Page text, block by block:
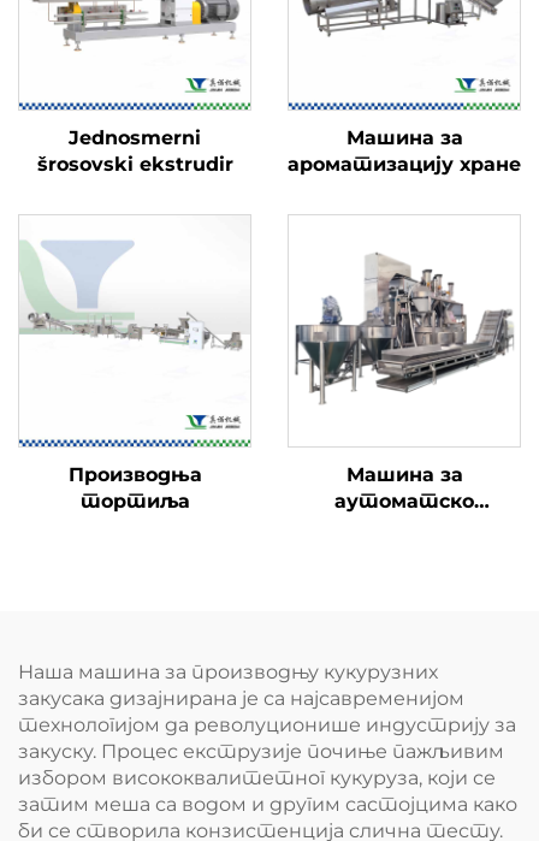
Jednosmerni
šrosovski ekstrudir
Машина за
ароматизацију хране
Производња
тортиља
Машина за
аутоматско
Наша машина за производњу кукурузних
закусака дизајнирана је са најсавременијом
технологијом да револуционише индустрију за
закуску. Процес екструзије почиње пажљивим
избором висококвалитетног кукуруза, који се
затим меша са водом и другим састојцима како
би се створила конзистенција слична тесту.